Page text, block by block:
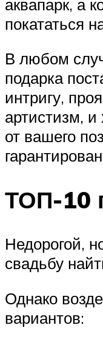
аквапарк, а
покататься
В любом
подарка
интригу,
артистизм,
от вашего
ТОП-10
Недорогой,
свадьбу
Однако
вариантов: